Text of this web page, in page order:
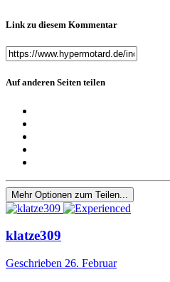
Link zu diesem Kommentar
Auf anderen Seiten teilen
Mehr Optionen zum Teilen...
klatze309
Geschrieben 26. Februar